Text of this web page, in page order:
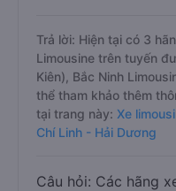
Trả lời: Hiện tại có 3
Limousine trên tuyến
Kiên), Bắc Ninh
thể tham khảo thêm
tại trang này: Xe
Chí Linh - Hải Dương
Câu hỏi: Các hãng